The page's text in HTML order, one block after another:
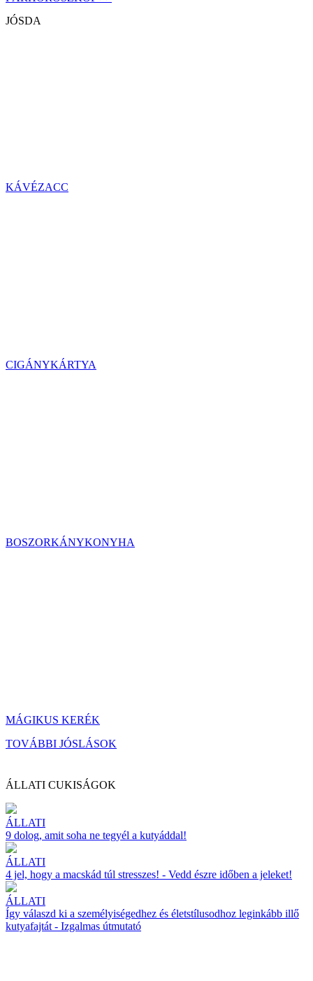
JÓSDA
KÁVÉZACC
CIGÁNYKÁRTYA
BOSZORKÁNYKONYHA
MÁGIKUS KERÉK
TOVÁBBI JÓSLÁSOK
ÁLLATI CUKISÁGOK
ÁLLATI
9 dolog, amit soha ne tegyél a kutyáddal!
ÁLLATI
4 jel, hogy a macskád túl stresszes! - Vedd észre időben a jeleket!
ÁLLATI
Így válaszd ki a személyiségedhez és életstílusodhoz leginkább illő
kutyafajtát - Izgalmas útmutató